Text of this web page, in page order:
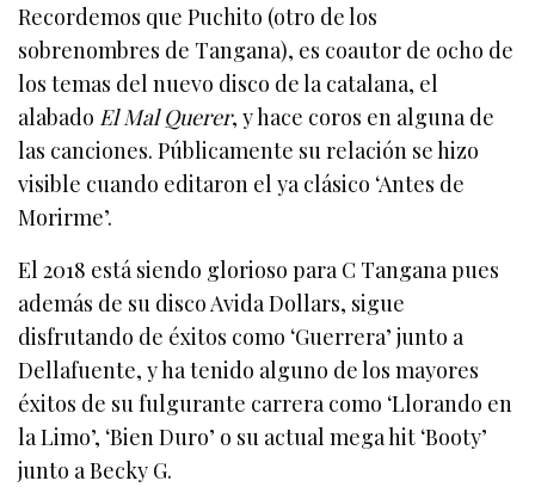
Recordemos que Puchito (otro de los
sobrenombres de Tangana), es coautor de ocho de
los temas del nuevo disco de la catalana, el
alabado El Mal Querer, y hace coros en alguna de
las canciones. Públicamente su relación se hizo
visible cuando editaron el ya clásico ‘Antes de
Morirme’.
El 2018 está siendo glorioso para C Tangana pues
además de su disco Avida Dollars, sigue
disfrutando de éxitos como ‘Guerrera’ junto a
Dellafuente, y ha tenido alguno de los mayores
éxitos de su fulgurante carrera como ‘Llorando en
la Limo’, ‘Bien Duro’ o su actual mega hit ‘Booty’
junto a Becky G.